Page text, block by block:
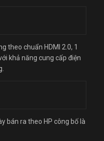
theo chuẩn HDMI 2.0, 1
khả năng cung cấp điện
bán ra theo HP công bố là